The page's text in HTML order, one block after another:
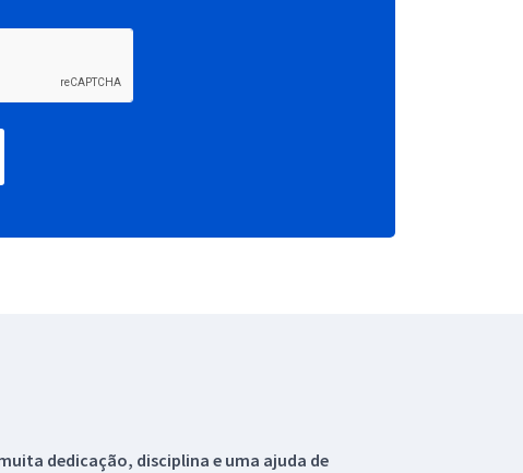
dedicação, disciplina e uma ajuda de